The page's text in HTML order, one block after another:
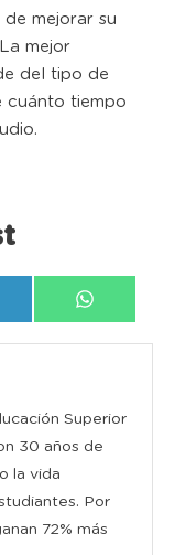
de mejorar su
mejor
del tipo de
cuánto tiempo
Compartir
en
Superior
30 años de
la vida
Por
72% más